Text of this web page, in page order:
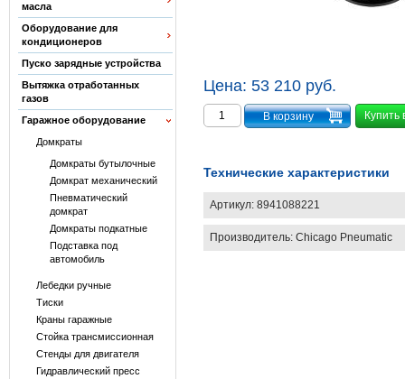
масла
Оборудование для
кондиционеров
Пуско зарядные устройства
Вытяжка отработанных
газов
Гаражное оборудование
Домкраты
Домкраты бутылочные
Домкрат механический
Пневматический
домкрат
Домкраты подкатные
Подставка под
автомобиль
Лебедки ручные
Тиски
Краны гаражные
Стойка трансмиссионная
Стенды для двигателя
Гидравлический пресс
Цена: 53 210 руб.
Купить
Технические характеристики
Артикул: 8941088221
Производитель: Chicago Pneumatic